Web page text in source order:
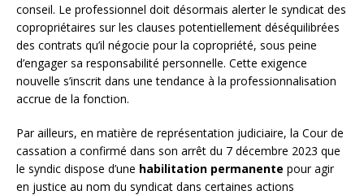
conseil. Le professionnel doit désormais alerter le syndicat des
copropriétaires sur les clauses potentiellement déséquilibrées
des contrats qu’il négocie pour la copropriété, sous peine
d’engager sa responsabilité personnelle. Cette exigence
nouvelle s’inscrit dans une tendance à la professionnalisation
accrue de la fonction.
Par ailleurs, en matière de représentation judiciaire, la Cour de
cassation a confirmé dans son arrêt du 7 décembre 2023 que
le syndic dispose d’une habilitation permanente pour agir
en justice au nom du syndicat dans certaines actions